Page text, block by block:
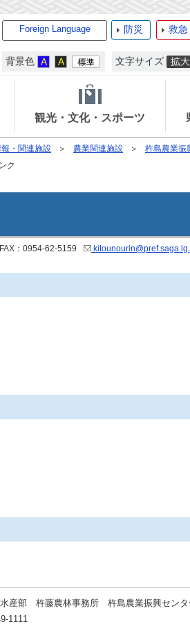
Foreign Language 防災 救急
背景色 文字サイズ
観光・文化・スポーツ
・関連施設 農業関連施設
杵島農業振
ク
FAX：0954-62-5159
産部 杵藤農林事務所 杵島農業振興センタ
1111